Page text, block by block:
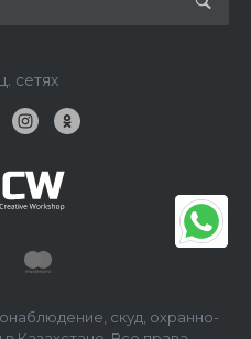
сетях
скуд, охранно-